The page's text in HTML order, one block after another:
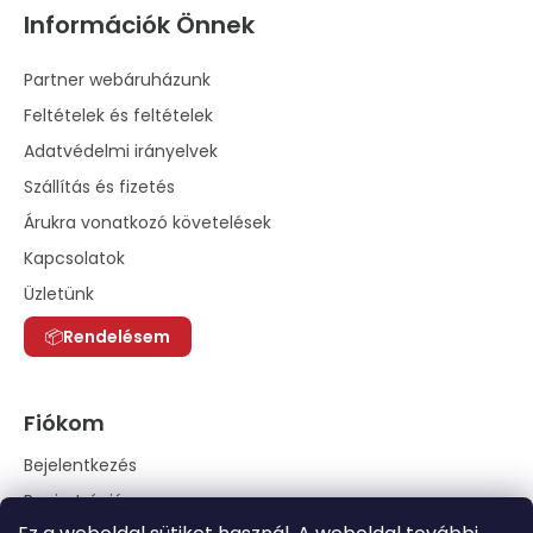
Információk Önnek
Partner webáruházunk
Feltételek és feltételek
Adatvédelmi irányelvek
Szállítás és fizetés
Árukra vonatkozó követelések
Kapcsolatok
Üzletünk
Rendelésem
Fiókom
Bejelentkezés
Regisztráció